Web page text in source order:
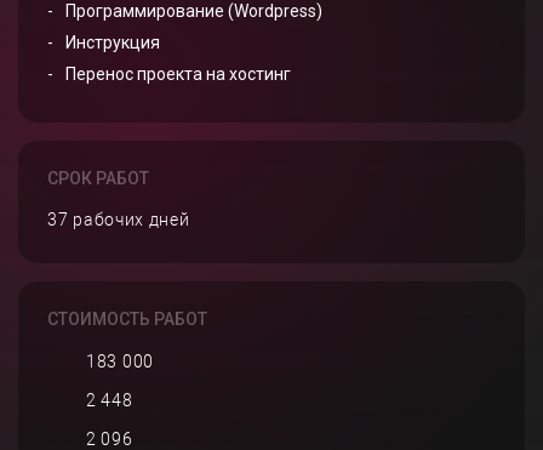
Программирование (Wordpress)
Инструкция
Перенос проекта на хостинг
СРОК РАБОТ
37 рабочих дней
СТОИМОСТЬ РАБОТ
183 000
2 448
2 096